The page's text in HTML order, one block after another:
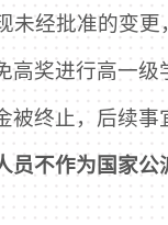
未经批准的变更
高奖进行高一
被终止，后续事
员不作为国家公